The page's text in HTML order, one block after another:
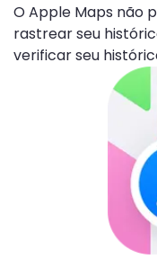
O Apple Maps não
rastrear seu
verificar seu